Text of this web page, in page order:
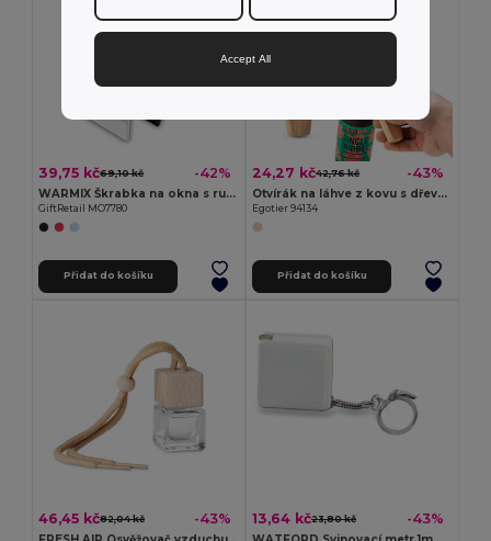
39,75 kč69,10 kč -42%
WARMIX Škrabka na okna s rukavicí
GiftRetail MO7780
Přidat do košíku
24,27 kč42,76 kč -43%
Otvírák na láhve z kovu s dřevěnou rukojetí
Egotier 94134
Přidat do košíku
46,45 kč82,04 kč -43% 13,64 kč23,80 kč -43%
Accept All